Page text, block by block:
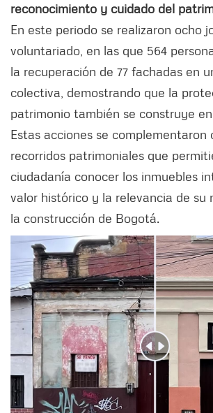
reconocimiento y cuidado del
En este periodo se realizaron ocho
voluntariado, en las que 564
la recuperación de 77 fachadas en
colectiva, demostrando que la
patrimonio también se construye
Estas acciones se complementaron
recorridos patrimoniales que
ciudadanía conocer los inmuebles
valor histórico y la relevancia de su
la construcción de Bogotá.